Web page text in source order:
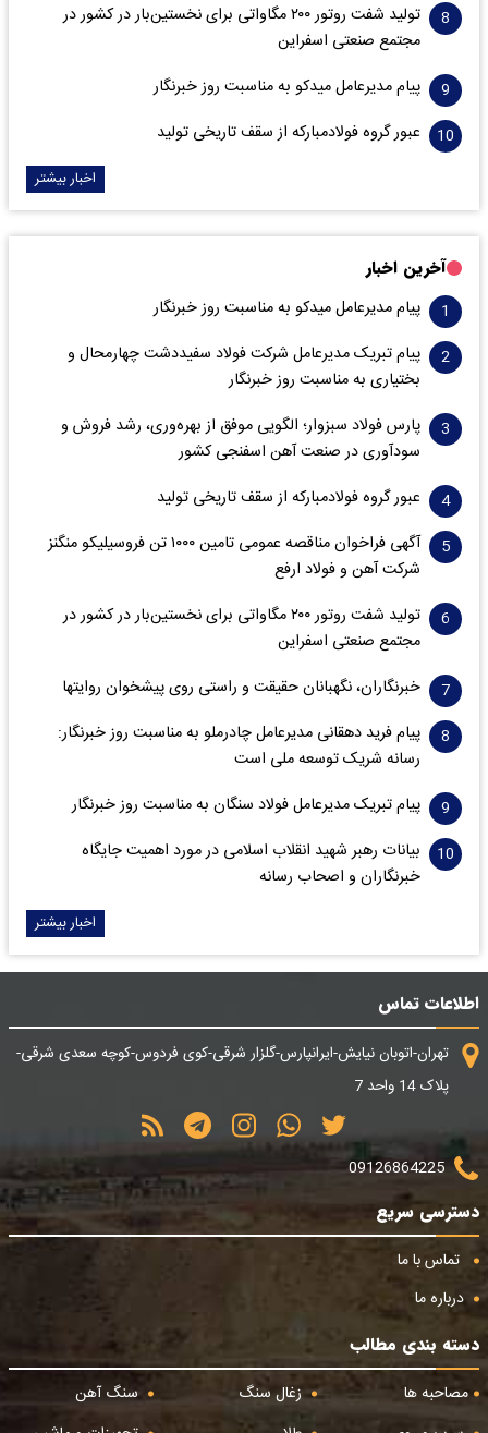
تولید شفت روتور ۲۰۰ مگاواتی برای نخستین‌بار در کشور در
مجتمع صنعتی اسفراین
پیام مدیرعامل میدکو به مناسبت روز خبرنگار
عبور گروه فولادمبارکه از سقف تاریخی تولید
اخبار بیشتر
آخرین اخبار
پیام مدیرعامل میدکو به مناسبت روز خبرنگار
پیام تبریک مدیرعامل شرکت فولاد سفیددشت چهارمحال و
بختیاری به مناسبت روز خبرنگار
پارس فولاد سبزوار؛ الگویی موفق از بهره‌وری، رشد فروش و
سود‌آوری در صنعت آهن اسفنجی کشور
عبور گروه فولادمبارکه از سقف تاریخی تولید
آگهی فراخوان مناقصه عمومی تامین ۱۰۰۰ تن فروسیلیکو منگنز
شرکت آهن و فولاد ارفع
تولید شفت روتور ۲۰۰ مگاواتی برای نخستین‌بار در کشور در
مجتمع صنعتی اسفراین
خبرنگاران، نگهبانان حقیقت و راستی روی پیشخوان روایت­ها
پیام فرید دهقانی مدیرعامل چادرملو به مناسبت روز خبرنگار:
رسانه شریک توسعه ملی است
پیام تبریک مدیرعامل فولاد سنگان به مناسبت روز خبرنگار
بیانات رهبر شهید انقلاب اسلامی در مورد اهمیت جایگاه
خبرنگاران و اصحاب رسانه
اخبار بیشتر
اطلاعات تماس
تهران-اتوبان نیایش-ایرانپارس-گلزار شرقی-کوی فردوس-کوچه سعدی شرقی-
پلاک 14 واحد 7
09126864225
دسترسی سریع
تماس با ما
درباره ما
دسته بندی مطالب
مصاحبه ها
زغال سنگ
سنگ آهن